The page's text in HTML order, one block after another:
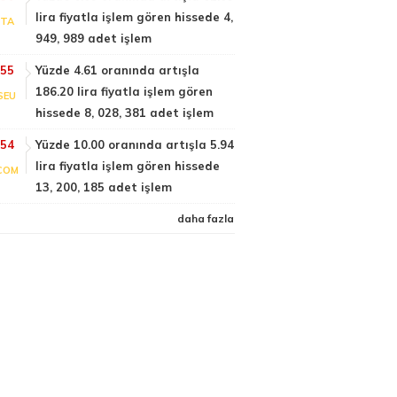
lira fiyatla işlem gören hissede 4,
949, 989 adet işlem
Yüzde 4.61 oranında artışla
186.20 lira fiyatla işlem gören
hissede 8, 028, 381 adet işlem
Yüzde 10.00 oranında artışla 5.94
lira fiyatla işlem gören hissede
13, 200, 185 adet işlem
daha fazla